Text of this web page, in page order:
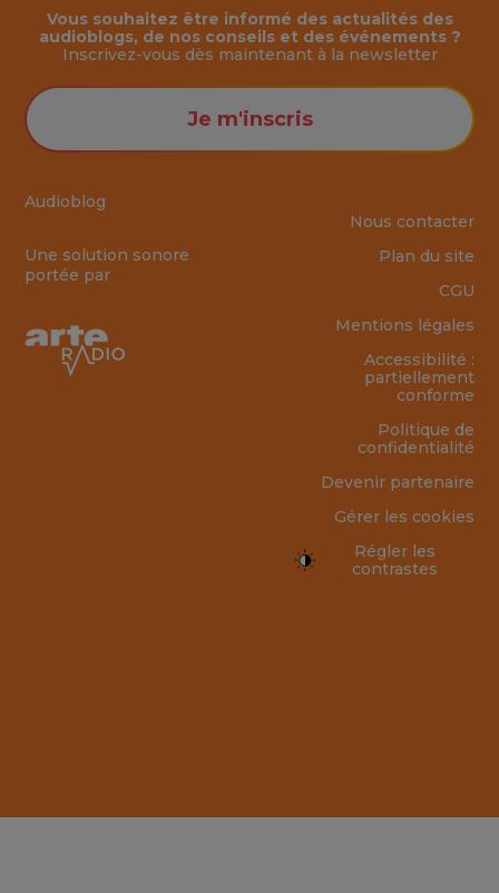
Audioblog
Une solution sonore
portée par
Vous souhaitez être informé des actualités des
audioblogs, de nos conseils et des événements ?
Inscrivez-vous dès maintenant à la newsletter
Je m'inscris
Nous contacter
Plan du site
CGU
Mentions légales
Accessibilité :
partiellement
conforme
Politique de
confidentialité
Devenir partenaire
Gérer les cookies
Régler les
contrastes